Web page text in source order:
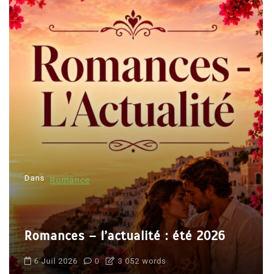
Dans Romance
Romances – l’actualité : été 2026
6 Juil 2026 0 3 052 words